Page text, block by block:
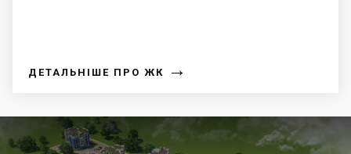
ДЕТАЛЬНІШЕ ПРО ЖК →